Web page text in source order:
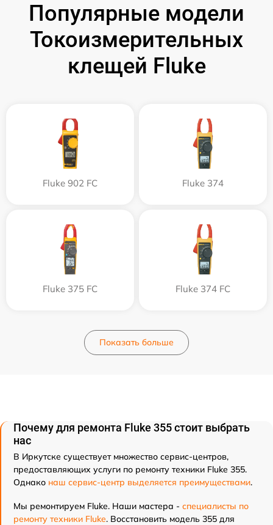
Популярные модели
Токоизмерительных
клещей Fluke
Fluke 902 FC Fluke 374
Fluke 375 FC Fluke 374 FC
Показать больше
Почему для ремонта Fluke 355 стоит выбрать
нас
В Иркутске существует множество сервис-центров,
предоставляющих услуги по ремонту техники Fluke 355.
Однако наш сервис-центр выделяется преимуществами.
Мы ремонтируем Fluke. Наши мастера - специалисты по
ремонту техники Fluke. Восстановить модель 355 для